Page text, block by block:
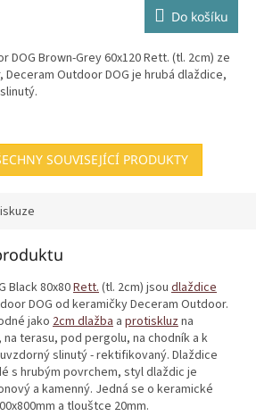
Do košíku
DOG Brown-Grey 60x120 Rett. (tl. 2cm) ze
Outdoor DOG je hrubá dlaždice,
SOUVISEJÍCÍ PRODUKTY
Black 80x80Rett. (tl. 2cm) jsou dlaždice
DOG od keramičky Deceram Outdoor.
jako 2cm dlažba a protiskluzna
terasu, pod pergolu, na chodník a k
slinutý - rektifikovaný. Dlaždice
s hrubým povrchem, styl dlaždic je
a kamenný. Jedná se o keramické
a tlouštce 20mm.